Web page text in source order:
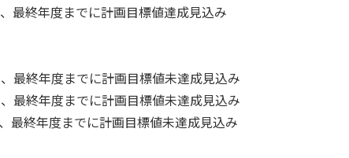
最終年度までに計画目標値達成見込み
最終年度までに計画目標値未達成見込み
最終年度までに計画目標値未達成見込み
最終年度までに計画目標値未達成見込み